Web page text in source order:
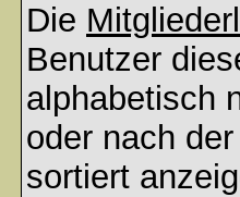
Die
Benutzer
alphabetisch
oder nach
sortiert